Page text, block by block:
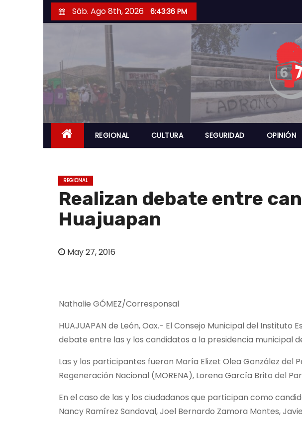
a
r
a
l
n
Sáb. Ago 8th, 2026 6:43:37 PM
REGIONAL CULTURA SEGURIDAD OPINIÓN
REGIONAL
Realizan debate entre
Huajuapan
May 27, 2016
Nathalie GÓMEZ/Corresponsal
HUAJUAPAN de León, Oax.- El Consejo Municipal del
debate entre las y los candidatos a la presidencia municipal
Las y los participantes fueron María Elizet Olea González del
Regeneración Nacional (MORENA), Lorena García Brito del
En el caso de las y los ciudadanos que participan como
Nancy Ramírez Sandoval, Joel Bernardo Zamora Montes,